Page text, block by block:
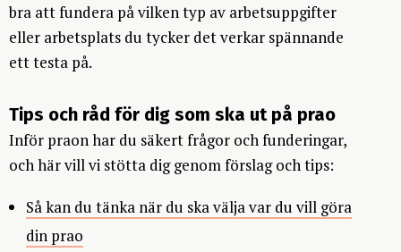
bra att fundera på vilken typ av arbetsuppgifter
eller arbetsplats du tycker det verkar spännande
ett testa på.
Tips och råd för dig som ska ut på prao
Inför praon har du säkert frågor och funderingar,
och här vill vi stötta dig genom förslag och tips:
Så kan du tänka när du ska välja var du vill göra
din prao